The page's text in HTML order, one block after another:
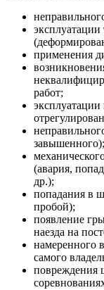
эксплуатации
применения
работ;
завышенного);
(авария,
др.);
попадания в
пробой);
появление
наезда на
намеренного
самого
повреждения